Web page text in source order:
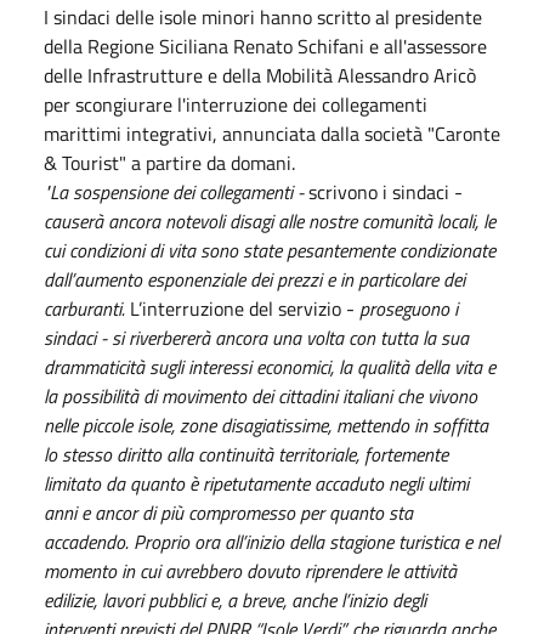
I sindaci delle isole minori hanno scritto al presidente
della Regione Siciliana Renato Schifani e all'assessore
delle Infrastrutture e della Mobilità Alessandro Aricò
per scongiurare l'interruzione dei collegamenti
marittimi integrativi, annunciata dalla società "Caronte
& Tourist" a partire da domani.
"La sospensione dei collegamenti -scrivono i sindaci -
causerà ancora notevoli disagi alle nostre comunità locali, le
cui condizioni di vita sono state pesantemente condizionate
dall’aumento esponenziale dei prezzi e in particolare dei
carburanti. L’interruzione del servizio - proseguono i
sindaci - si riverbererà ancora una volta con tutta la sua
drammaticità sugli interessi economici, la qualità della vita e
la possibilità di movimento dei cittadini italiani che vivono
nelle piccole isole, zone disagiatissime, mettendo in soffitta
lo stesso diritto alla continuità territoriale, fortemente
limitato da quanto è ripetutamente accaduto negli ultimi
anni e ancor di più compromesso per quanto sta
accadendo. Proprio ora all’inizio della stagione turistica e nel
momento in cui avrebbero dovuto riprendere le attività
edilizie, lavori pubblici e, a breve, anche l’inizio degli